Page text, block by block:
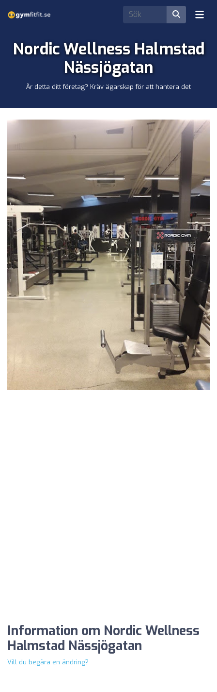
Nordic Wellness Halmstad
Nässjögatan
Är detta ditt företag? Kräv ägarskap för att hantera det
Information om Nordic Wellness
Halmstad Nässjögatan
Vill du begära en ändring?